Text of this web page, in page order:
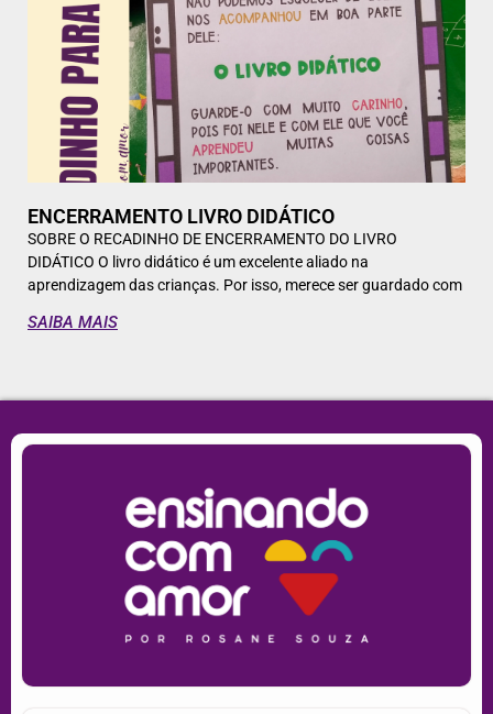
ENCERRAMENTO LIVRO DIDÁTICO
SOBRE O RECADINHO DE ENCERRAMENTO DO LIVRO
DIDÁTICO O livro didático é um excelente aliado na
aprendizagem das crianças. Por isso, merece ser guardado com
SAIBA MAIS